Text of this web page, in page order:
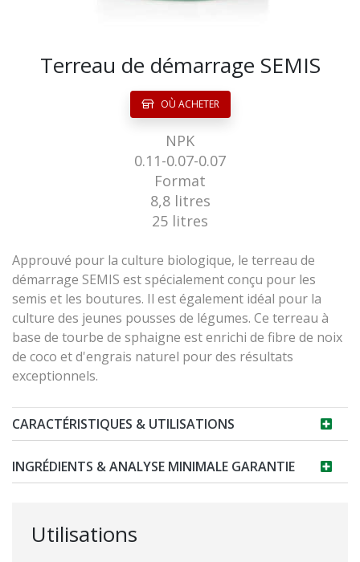
Terreau de démarrage SEMIS
OÙ ACHETER
NPK
0.11-0.07-0.07
Format
8,8 litres
25 litres
Approuvé pour la culture biologique, le terreau de
démarrage SEMIS est spécialement conçu pour les
semis et les boutures. Il est également idéal pour la
culture des jeunes pousses de légumes. Ce terreau à
base de tourbe de sphaigne est enrichi de fibre de noix
de coco et d'engrais naturel pour des résultats
exceptionnels.
CARACTÉRISTIQUES & UTILISATIONS
INGRÉDIENTS & ANALYSE MINIMALE GARANTIE
Utilisations